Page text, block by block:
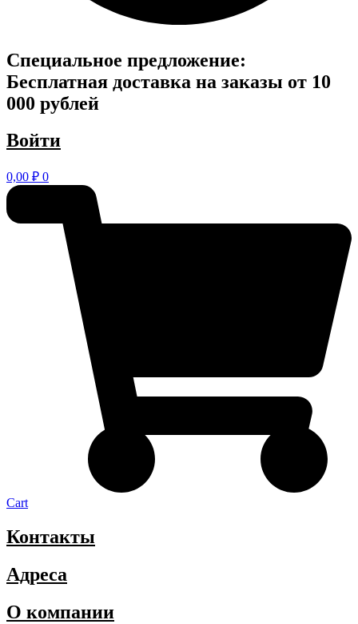
Специальное предложение:
Бесплатная доставка на заказы от 10
000 рублей
Войти
0,00 ₽ 0
Cart
Контакты
Адреса
О компании